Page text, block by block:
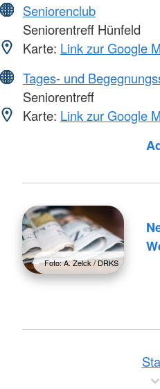
Seniorenclub
Seniorentreff Hünfeld
Karte: Link zur Google
Tages- und
Seniorentreff
Karte: Link zur Google
Foto: A. Zelck / DRKS